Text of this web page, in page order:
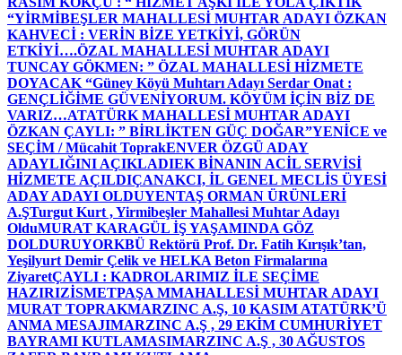
“YİRMİBEŞLER MAHALLESİ MUHTAR ADAYI ÖZKAN
KAHVECİ : VERİN BİZE YETKİYİ, GÖRÜN
ETKİYİ….ÖZAL MAHALLESİ MUHTAR ADAYI
TUNCAY GÖKMEN: ” ÖZAL MAHALLESİ HİZMETE
DOYACAK “Güney Köyü Muhtarı Adayı Serdar Onat :
GENÇLİĞİME GÜVENİYORUM. KÖYÜM İÇİN BİZ DE
VARIZ…ATATÜRK MAHALLESİ MUHTAR ADAYI
ÖZKAN ÇAYLI: ” BİRLİKTEN GÜÇ DOĞAR”YENİCE ve
SEÇİM / Mücahit ToprakENVER ÖZGÜ ADAY
ADAYLIĞINI AÇIKLADIEK BİNANIN ACİL SERVİSİ
HİZMETE AÇILDIÇANAKCI, İL GENEL MECLİS ÜYESİ
ADAY ADAYI OLDUYENTAŞ ORMAN ÜRÜNLERİ
A.ŞTurgut Kurt , Yirmibeşler Mahallesi Muhtar Adayı
OlduMURAT KARAGÜL İŞ YAŞAMINDA GÖZ
DOLDURUYORKBÜ Rektörü Prof. Dr. Fatih Kırışık’tan,
Yeşilyurt Demir Çelik ve HELKA Beton Firmalarına
ZiyaretÇAYLI : KADROLARIMIZ İLE SEÇİME
HAZIRIZİSMETPAŞA MMAHALLESİ MUHTAR ADAYI
MURAT TOPRAKMARZINC A.Ş, 10 KASIM ATATÜRK’Ü
ANMA MESAJIMARZINC A.Ş , 29 EKİM CUMHURİYET
BAYRAMI KUTLAMASIMARZINC A.Ş , 30 AĞUSTOS